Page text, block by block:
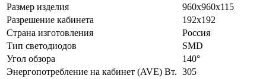
Размер изделия
960х960х115
Разрешение кабинета
192х192
Страна изготовления
Россия
Тип светодиодов
SMD
Угол обзора
140°
Энергопотребление на кабинет (AVE) Вт. 305